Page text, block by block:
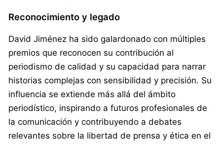
Reconocimiento y legado
David Jiménez ha sido galardonado con múltiples
premios que reconocen su contribución al
periodismo de calidad y su capacidad para narrar
historias complejas con sensibilidad y precisión. Su
influencia se extiende más allá del ámbito
periodístico, inspirando a futuros profesionales de
la comunicación y contribuyendo a debates
relevantes sobre la libertad de prensa y ética en el